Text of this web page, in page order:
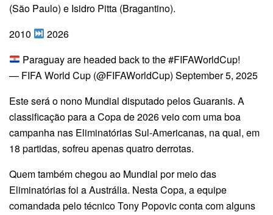
(São Paulo) e Isidro Pitta (Bragantino).
2010
2026
Paraguay are headed back to the #FIFAWorldCup!
— FIFA World Cup (@FIFAWorldCup) September 5, 2025
Este será o nono Mundial disputado pelos Guaranis. A
classificação para a Copa de 2026 veio com uma boa
campanha nas Eliminatórias Sul-Americanas, na qual, em
18 partidas, sofreu apenas quatro derrotas.
Quem também chegou ao Mundial por meio das
Eliminatórias foi a Austrália. Nesta Copa, a equipe
comandada pelo técnico Tony Popovic conta com alguns